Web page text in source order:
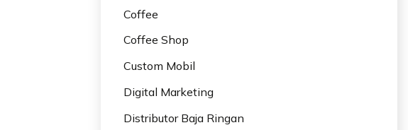
Coffee
Coffee Shop
Custom Mobil
Digital Marketing
Distributor Baja Ringan